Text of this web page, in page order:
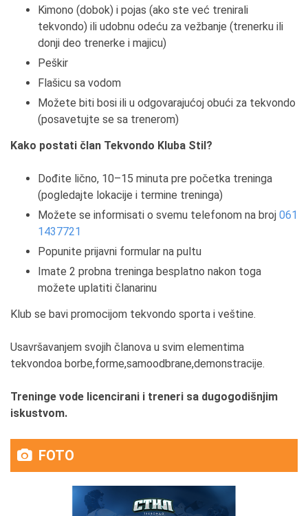
Kimono (dobok) i pojas (ako ste već trenirali
tekvondo) ili udobnu odeću za vežbanje (trenerku ili
donji deo trenerke i majicu)
Peškir
Flašicu sa vodom
Možete biti bosi ili u odgovarajućoj obući za tekvondo
(posavetujte se sa trenerom)
Kako postati član Tekvondo Kluba Stil?
Dođite lično, 10–15 minuta pre početka treninga
(pogledajte lokacije i termine treninga)
Možete se informisati o svemu telefonom na broj 061
1437721
Popunite prijavni formular na pultu
Imate 2 probna treninga besplatno nakon toga
možete uplatiti članarinu
Klub se bavi promocijom tekvondo sporta i veštine.
Usavršavanjem svojih članova u svim elementima
tekvondoa borbe,forme,samoodbrane,demonstracije.
Treninge vode licencirani i treneri sa dugogodišnjim
iskustvom.
FOTO